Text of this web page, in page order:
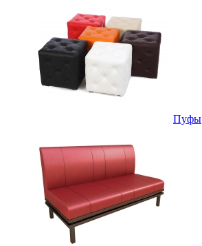
Пуфы